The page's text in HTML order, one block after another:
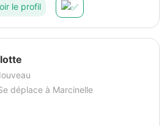
le profil
déplace à Marcinelle